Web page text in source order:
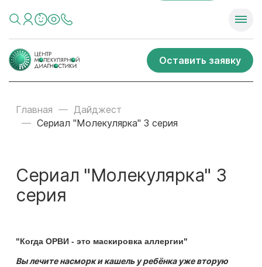
Оставить заявку
Главная
Дайджест
Сериал "Молекулярка" 3 серия
Сериал "Молекулярка" 3
серия
"Когда ОРВИ - это маскировка аллергии"
Вы лечите насморк и кашель у ребёнка уже вторую